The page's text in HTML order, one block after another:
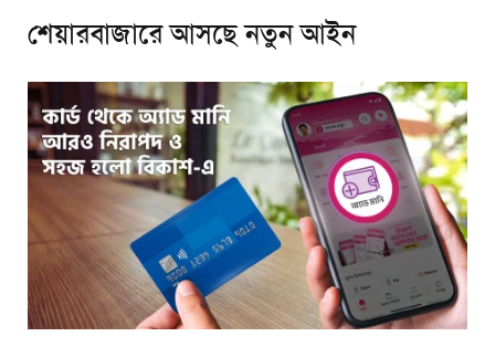
শেয়ারবাজারে আসছে নতুন আইন